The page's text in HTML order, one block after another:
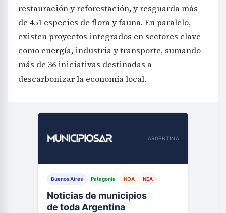
restauración y reforestación, y resguarda más
de 451 especies de flora y fauna. En paralelo,
existen proyectos integrados en sectores clave
como energía, industria y transporte, sumando
más de 36 iniciativas destinadas a
descarbonizar la economía local.
ARGENTINA
Buenos Aires Patagonia NOA NEA
Noticias de municipios
de toda Argentina